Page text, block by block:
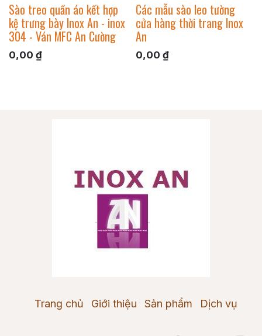
Sào treo quần áo kết hợp
kệ trưng bày Inox An - inox
304 - Ván MFC An Cường
0,00 ₫
Các mẫu sào leo tường
cửa hàng thời trang Inox
An
0,00 ₫
Trang chủ Giới thiệu Sản phẩm Dịch vụ